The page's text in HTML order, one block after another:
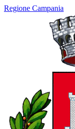
Regione Campania